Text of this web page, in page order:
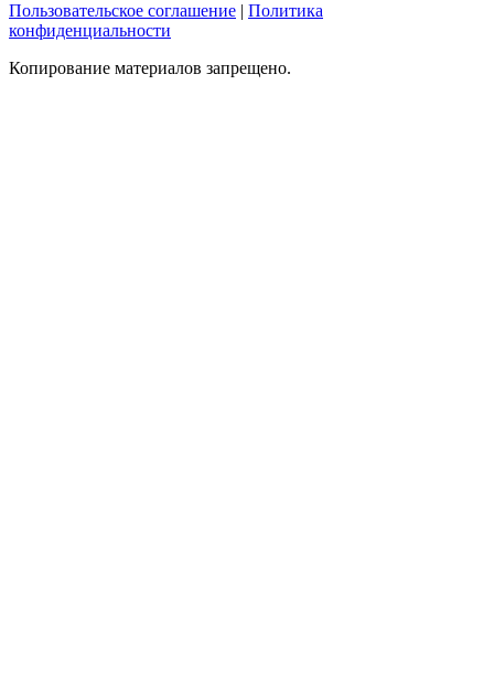
Пользовательское соглашение | Политика
конфиденциальности
Копирование материалов запрещено.